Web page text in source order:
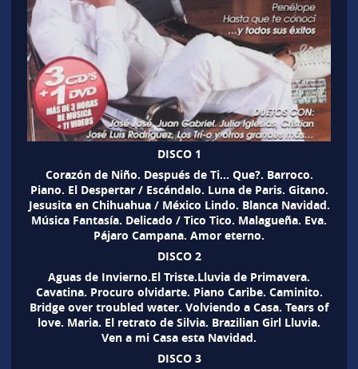
DISCO 1
Corazón de Niño. Después de Ti… Que?. Barroco.
Piano. El Despertar / Escándalo. Luna de Paris. Gitano.
Jesusita en Chihuahua / México Lindo. Blanca Navidad.
Música Fantasía. Delicado / Tico Tico. Malagueña. Eva.
Pájaro Campana. Amor eterno.
DISCO 2
Aguas de Invierno.El Triste.Lluvia de Primavera.
Cavatina. Procuro olvidarte. Piano Caribe. Caminito.
Bridge over troubled water. Volviendo a Casa. Tears of
love. Maria. El retrato de Silvia. Brazilian Girl Lluvia.
Ven a mi Casa esta Navidad.
DISCO 3